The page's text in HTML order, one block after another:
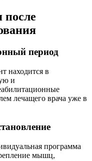
после
период
находится в
и
лечащего врача уже в
программа
мышц,